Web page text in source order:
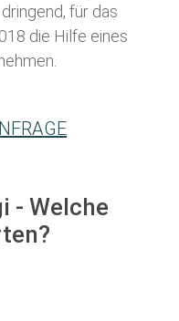
für das
die Hilfe eines
- Welche